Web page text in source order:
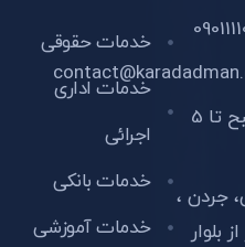
8 صبح تا 5
جردن ،
بلوار
خدمات حقوقی
خدمات اداری
اجرائی
خدمات بانکی
خدمات آموزشی